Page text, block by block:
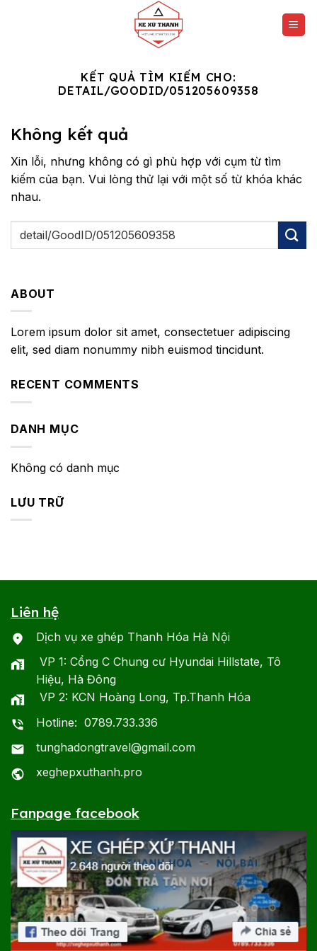
KẾT QUẢ TÌM KIẾM CHO:
DETAIL/GOODID/051205609358
Không kết quả
Xin lỗi, nhưng không có gì phù hợp với cụm từ tìm
kiếm của bạn. Vui lòng thử lại với một số từ khóa khác
nhau.
ABOUT
Lorem ipsum dolor sit amet, consectetuer adipiscing
elit, sed diam nonummy nibh euismod tincidunt.
RECENT COMMENTS
DANH MỤC
Không có danh mục
LƯU TRỮ
Liên hệ
Dịch vụ xe ghép Thanh Hóa Hà Nội
VP 1: Cổng C Chung cư Hyundai Hillstate, Tô
Hiệu, Hà Đông
VP 2: KCN Hoàng Long, Tp.Thanh Hóa
Hotline: 0789.733.336
tunghadongtravel@gmail.com
xeghepxuthanh.pro
Fanpage facebook